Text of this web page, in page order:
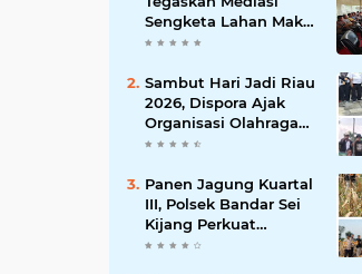
Sengketa Lahan Mak
Teduh Dilanjutkan, PT
Hadir pada Pertemuan
Berikutnya
Sambut Hari Jadi Riau
2026, Dispora Ajak
Organisasi Olahraga
Gotong Royong
Utama Riau
Panen Jagung Kuartal
III, Polsek Bandar Sei
Kijang Perkuat
Ketahanan Pangan